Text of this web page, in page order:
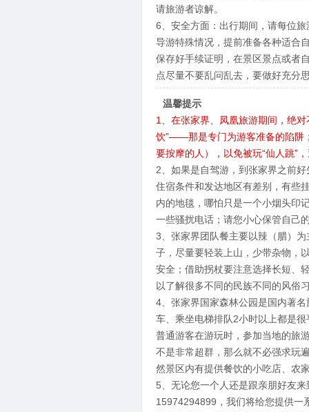
请旅游者谅解。
6、安全方面：出行期间，请每位
导游特殊情况，提前准备各种适合
保存好手续证明，在景区景点或者
点尽量不要乱问乱去，要做好充分
温馨提示
1、在张家界、凤凰旅游期间，绝
饮”——那是专门为游客准备的陷阱
要按摩的人），以免被玩“仙人跳”
2、如果是自驾游，到张家界之前
住宿条件和发达地区有差别，有些
内的地毯，哪怕只是一个小烟头印
一些骚扰电话；请您小心保管自己
3、张家界团队餐主要以辣（腊）
子，尽量要轻装上山，少带杂物，
安全；借助拐杖要注意选择长短、
以了解很多不同的民族不同的风俗
4、张家界国家森林公园是国内著
车、乘坐电梯排队2小时以上都是
普通游客在游玩时，参加当地的旅
不是非常超群，那么就不必强求玩
然景区内有提供餐饮的小吃店、农
5、无论您一个人还是跟亲朋好友
15974294899，我们将给您提供一